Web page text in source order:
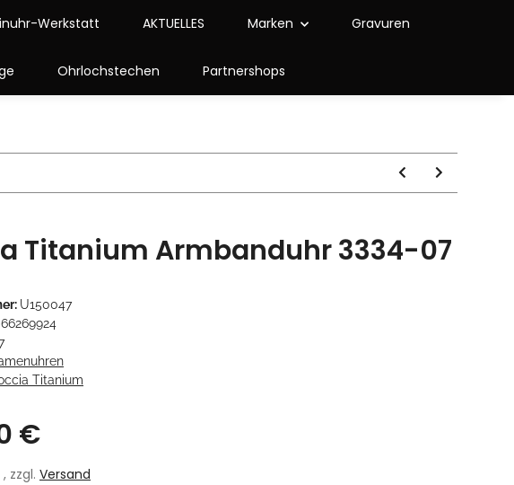
Werkstatt AKTUELLES Marken Gravuren
Ohrlochstechen Partnershops
Titanium Armbanduhr 3334-07
U150047
Titanium
€
, zzgl. Versand